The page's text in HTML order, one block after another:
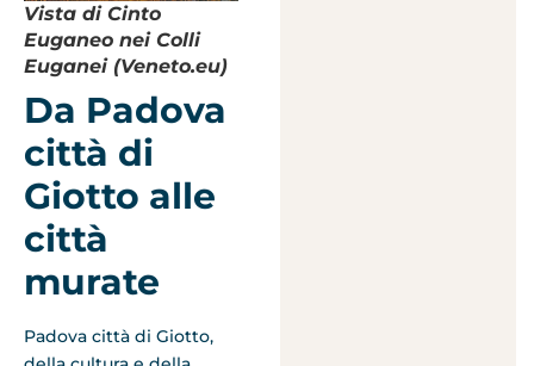
Vista di Cinto
Euganeo nei Colli
Euganei (Veneto.eu)
Da Padova
città di
Giotto alle
città
murate
Padova città di Giotto,